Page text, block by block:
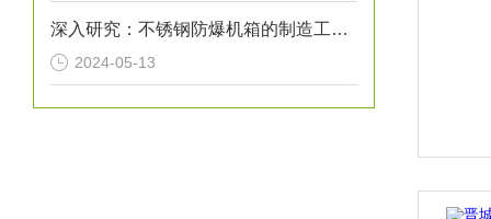
深入研究：不锈钢防爆机箱的制造工艺与材料选择
2024-05-13